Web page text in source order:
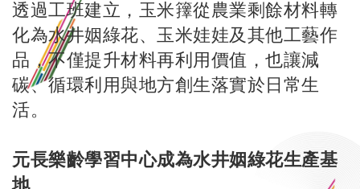
透過工班建立，玉米籜從農業剩餘材料轉
化為水井姻綠花、玉米娃娃及其他工藝作
品，不僅提升材料再利用價值，也讓減
碳、循環利用與地方創生落實於日常生
活。
元長樂齡學習中心成為水井姻綠花生產基
地